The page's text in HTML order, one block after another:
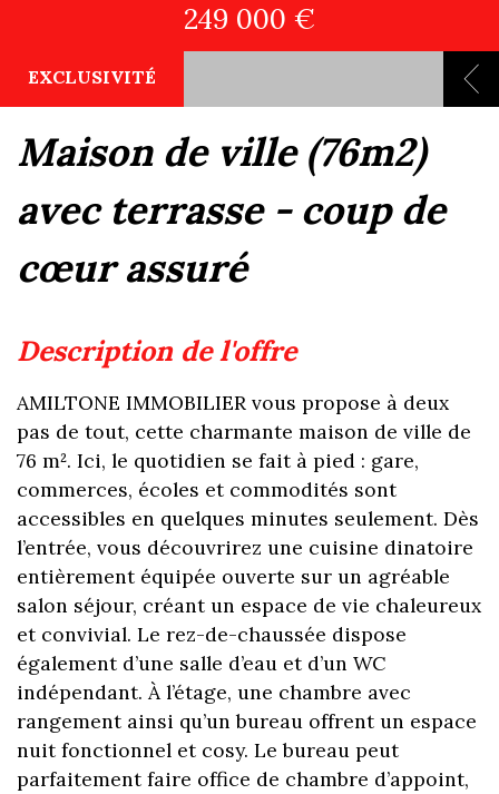
EXCLUSIVITÉ
249 000 €
maison de ville (76m2)
avec terrasse - coup de
cœur assuré
description de l'offre
AMILTONE IMMOBILIER vous propose à deux
pas de tout, cette charmante maison de ville de
76 m². Ici, le quotidien se fait à pied : gare,
commerces, écoles et commodités sont
accessibles en quelques minutes seulement. Dès
l’entrée, vous découvrirez une cuisine dinatoire
entièrement équipée ouverte sur un agréable
salon séjour, créant un espace de vie chaleureux
et convivial. Le rez-de-chaussée dispose
également d’une salle d’eau et d’un WC
indépendant. À l’étage, une chambre avec
rangement ainsi qu’un bureau offrent un espace
nuit fonctionnel et cosy. Le bureau peut
parfaitement faire office de chambre d’appoint,